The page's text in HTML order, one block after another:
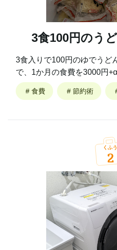
3食100円のう
3食入りで100円のゆでうど
で、1か月の食費を3000円
# 食費 # 節約術
くふう
2